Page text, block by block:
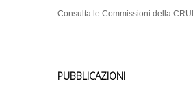
Consulta le Commissioni della CRUI
PUBBLICAZIONI